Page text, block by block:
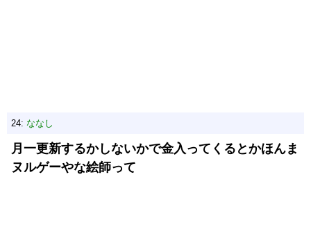
24: ななし
月一更新するかしないかで金入ってくるとかほんま
ヌルゲーやな絵師って